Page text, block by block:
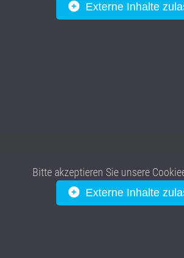
Externe Inhalte
Bitte akzeptieren Sie unsere
Externe Inhalte